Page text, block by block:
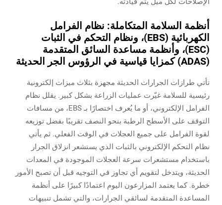
أنظمة السلامة المتكاملة: نظام الفرامل
الكهربائية (EBS)، ونظام التحكم في الثبات
(ESC)، وأنظمة مساعدة السائق المتقدمة
(ADAS) كمزايا قياسية في الرؤوس الجر الحديثة
تأتي طرازات الجرارات الحديثة مجهزة بثلاث ميزات إلكترونية
رئيسية للسلامة غيّرت عمليات الزراعة بشكل كبير. يقلل نظام
الفرامل الإلكتروني، أو ما يُعرف اختصارًا بـ EBS، من مسافات
التوقف على الأسطح الرطبة بنحو النصف تقريبًا بفضل توزيعه
لقوة الفرامل على جميع العجلات في الوقت الفعلي. ثم يأتي
نظام التحكم الإلكتروني بالثبات الذي يستشعر انزلاق الجرار
باستخدام مستشعرات سرعة العجلات الموجودة في المعدات
الحديثة، ويتدخل لتقويم أي تجاوز في التوجيه قبل أن تصبح الأمور
خطرة. كما يعتمد المزارعون اليوم اعتمادًا كبيرًا على أنظمة
المساعدة المتقدمة لسائقي الجرارات، والتي تشمل تنبيهات